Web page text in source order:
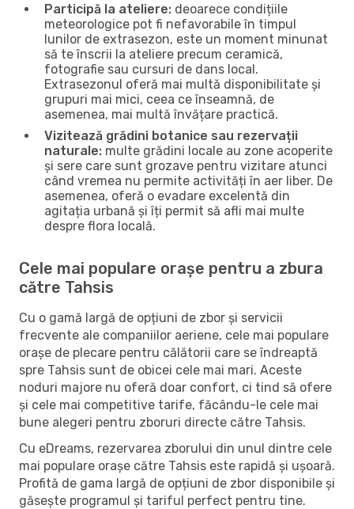
Participă la ateliere: deoarece condițiile
meteorologice pot fi nefavorabile în timpul
lunilor de extrasezon, este un moment minunat
să te înscrii la ateliere precum ceramică,
fotografie sau cursuri de dans local.
Extrasezonul oferă mai multă disponibilitate și
grupuri mai mici, ceea ce înseamnă, de
asemenea, mai multă învățare practică.
Vizitează grădini botanice sau rezervații
naturale: multe grădini locale au zone acoperite
și sere care sunt grozave pentru vizitare atunci
când vremea nu permite activități în aer liber. De
asemenea, oferă o evadare excelentă din
agitația urbană și îți permit să afli mai multe
despre flora locală.
Cele mai populare orașe pentru a zbura
către Tahsis
Cu o gamă largă de opțiuni de zbor și servicii
frecvente ale companiilor aeriene, cele mai populare
orașe de plecare pentru călătorii care se îndreaptă
spre Tahsis sunt de obicei cele mai mari. Aceste
noduri majore nu oferă doar confort, ci tind să ofere
și cele mai competitive tarife, făcându-le cele mai
bune alegeri pentru zboruri directe către Tahsis.
Cu eDreams, rezervarea zborului din unul dintre cele
mai populare orașe către Tahsis este rapidă și ușoară.
Profită de gama largă de opțiuni de zbor disponibile și
găsește programul și tariful perfect pentru tine.